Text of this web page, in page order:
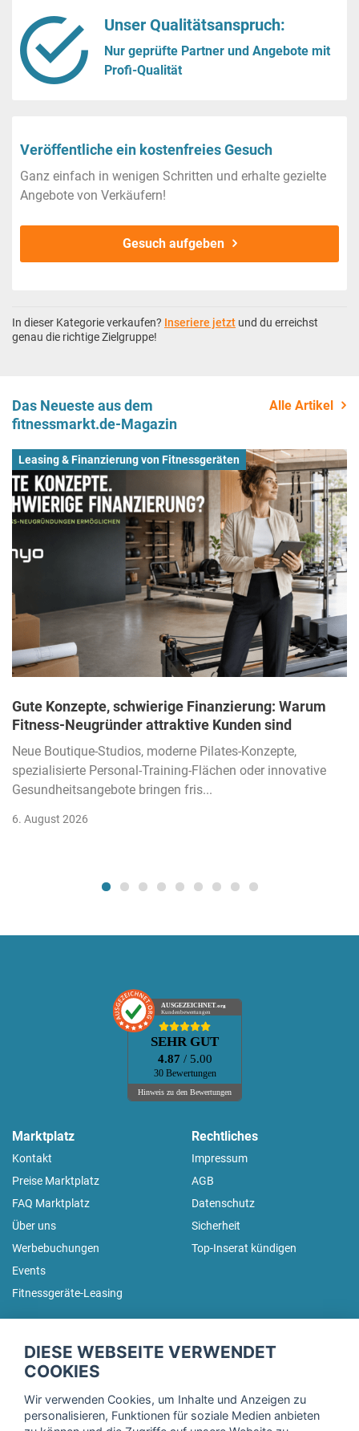
Unser Qualitätsanspruch:
Nur geprüfte Partner und Angebote mit
Profi-Qualität
Veröffentliche ein kostenfreies Gesuch
Ganz einfach in wenigen Schritten und erhalte gezielte
Angebote von Verkäufern!
Gesuch aufgeben
In dieser Kategorie verkaufen? Inseriere jetzt und du erreichst
genau die richtige Zielgruppe!
Das Neueste aus dem
fitnessmarkt.de-Magazin
Alle Artikel
Leasing & Finanzierung von Fitnessgeräten
Gute Konzepte, schwierige Finanzierung: Warum
Fitness-Neugründer attraktive Kunden sind
Neue Boutique-Studios, moderne Pilates-Konzepte,
spezialisierte Personal-Training-Flächen oder innovative
Gesundheitsangebote bringen fris...
6. August 2026
AUSGEZEICHNET.org
Kundenbewertungen
SEHR GUT
4.87 / 5.00
30 Bewertungen
Hinweis zu den Bewertungen
Marktplatz
Kontakt
Preise Marktplatz
FAQ Marktplatz
Über uns
Werbebuchungen
Events
Fitnessgeräte-Leasing
Rechtliches
Impressum
AGB
Datenschutz
Sicherheit
Top-Inserat kündigen
Trage dich hier für unseren Newsletter ein und erhalte regelmäßig
DIESE WEBSEITE VERWENDET
COOKIES
Wir verwenden Cookies, um Inhalte und Anzeigen zu
personalisieren, Funktionen für soziale Medien anbieten